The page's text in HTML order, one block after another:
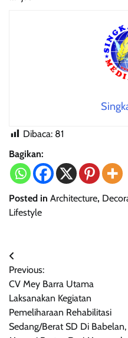
Dibaca: 81
Bagikan:
Posted in Architecture,
Lifestyle
Navigasi
pos
Previous:
CV Mey Barra Utama
Laksanakan Kegiatan
Pemeliharaan Rehabilitasi
Sedang/Berat SD Di Babelan,